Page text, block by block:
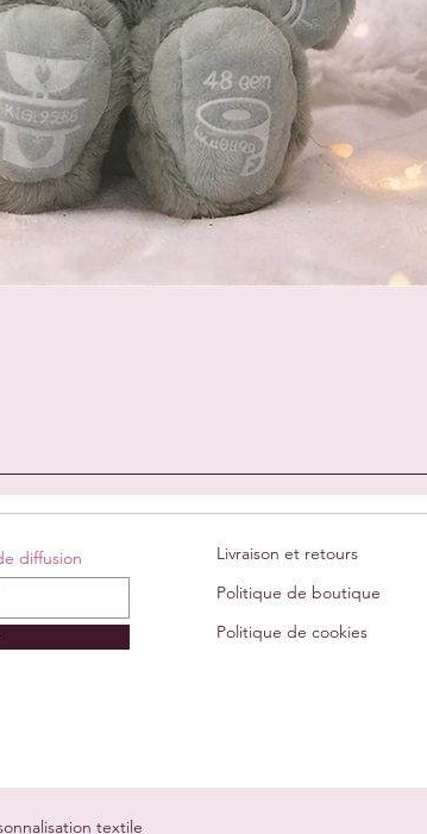
diffusion
Livraison et retours
Politique de boutique
Politique de cookies
textile